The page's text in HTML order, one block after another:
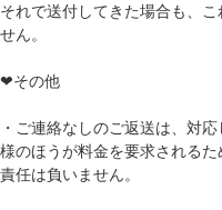
それで送付してきた場合も、
せん。
❤その他
・ご連絡なしのご返送は、対
様のほうが料金を要求される
責任は負いません。